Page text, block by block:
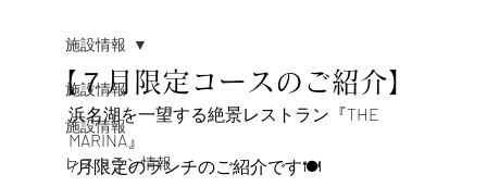
施設情報
施設情報
レストラン情報
施設情報
【７月限定コースのご紹介】
浜名湖を一望する絶景レストラン『THE
MARINA』
7月限定のランチのご紹介です🍽